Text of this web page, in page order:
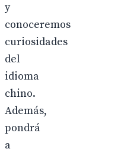
y
conoceremos
curiosidades
del
idioma
chino.
Además,
pondrá
a